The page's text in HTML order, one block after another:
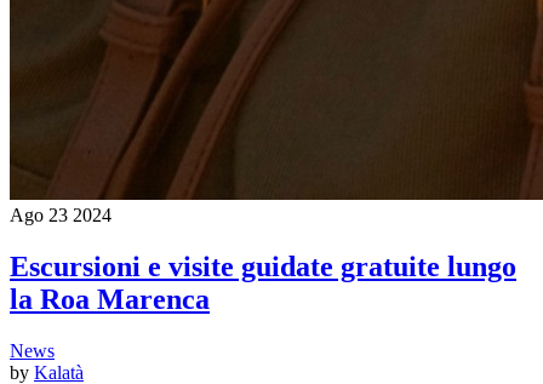
Ago 23 2024
Escursioni e visite guidate gratuite lungo
la Roa Marenca
News
by Kalatà